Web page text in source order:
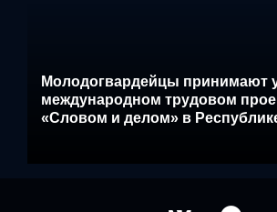
Молодогвардейцы принимают
международном трудовом
«Словом и делом» в